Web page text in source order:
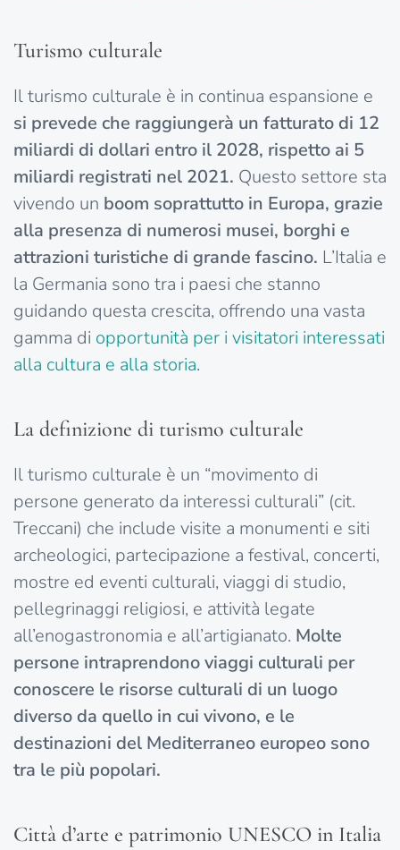
Turismo culturale
Il turismo culturale è in continua espansione e
si prevede che raggiungerà un fatturato di 12
miliardi di dollari entro il 2028, rispetto ai 5
miliardi registrati nel 2021. Questo settore sta
vivendo un boom soprattutto in Europa, grazie
alla presenza di numerosi musei, borghi e
attrazioni turistiche di grande fascino. L’Italia e
la Germania sono tra i paesi che stanno
guidando questa crescita, offrendo una vasta
gamma di opportunità per i visitatori interessati
alla cultura e alla storia.
La definizione di turismo culturale
Il turismo culturale è un “movimento di
persone generato da interessi culturali” (cit.
Treccani) che include visite a monumenti e siti
archeologici, partecipazione a festival, concerti,
mostre ed eventi culturali, viaggi di studio,
pellegrinaggi religiosi, e attività legate
all’enogastronomia e all’artigianato. Molte
persone intraprendono viaggi culturali per
conoscere le risorse culturali di un luogo
diverso da quello in cui vivono, e le
destinazioni del Mediterraneo europeo sono
tra le più popolari.
Città d’arte e patrimonio UNESCO in Italia